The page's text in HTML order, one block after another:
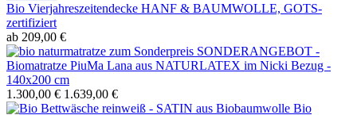
Bio Vierjahreszeitendecke HANF & BAUMWOLLE, GOTS-
zertifiziert
ab 209,00 €
SONDERANGEBOT -
Biomatratze PiuMa Lana aus NATURLATEX im Nicki Bezug -
140x200 cm
1.300,00 € 1.639,00 €
Bio